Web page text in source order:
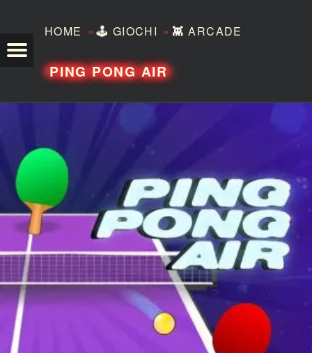
HOME »🕹️ GIOCHI » 👾 ARCADE
PING PONG AIR